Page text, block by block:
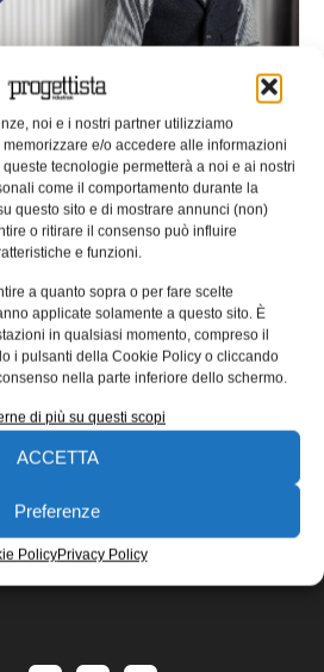
noi e i nostri partner utilizziamo
e/o accedere alle informazioni
tecnologie permetterà a noi e ai nostri
come il comportamento durante la
questo sito e di mostrare annunci (non)
o ritirare il consenso può influire
e funzioni.
a quanto sopra o per fare scelte
applicate solamente a questo sito. È
in qualsiasi momento, compreso il
i pulsanti della Cookie Policy o cliccando
nella parte inferiore dello schermo.
di più su questi scopi
ACCETTA
Preferenze
PolicyPrivacy Policy
Digitaly
realizzato da CNA, d’intesa
.it e Seat Pagine Gialle per
WEB